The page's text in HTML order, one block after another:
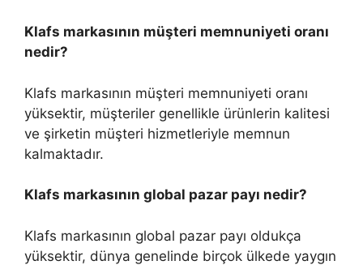
Klafs markasının müşteri memnuniyeti oranı
nedir?
Klafs markasının müşteri memnuniyeti oranı
yüksektir, müşteriler genellikle ürünlerin kalitesi
ve şirketin müşteri hizmetleriyle memnun
kalmaktadır.
Klafs markasının global pazar payı nedir?
Klafs markasının global pazar payı oldukça
yüksektir, dünya genelinde birçok ülkede yaygın